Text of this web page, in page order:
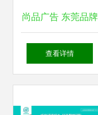
尚品广告 东莞品牌
形象塑造与视觉传
查看详情